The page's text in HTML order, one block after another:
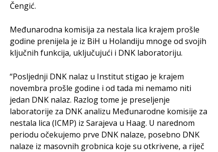
Čengić.
Međunarodna komisija za nestala lica krajem prošle
godine prenijela je iz BiH u Holandiju mnoge od svojih
ključnih funkcija, uključujući i DNK laboratoriju.
“Posljednji DNK nalaz u Institut stigao je krajem
novembra prošle godine i od tada mi nemamo niti
jedan DNK nalaz. Razlog tome je preseljenje
laboratorije za DNK analizu Međunarodne komisije za
nestala lica (ICMP) iz Sarajeva u Haag. U narednom
periodu očekujemo prve DNK nalaze, posebno DNK
nalaze iz masovnih grobnica koje su otkrivene, a riječ